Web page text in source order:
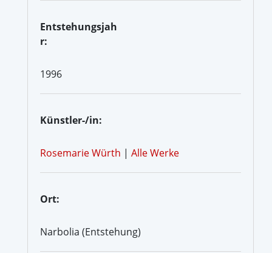
Entstehungsjah
r:
1996
Künstler-/in:
Rosemarie Würth | Alle Werke
Ort:
Narbolia (Entstehung)